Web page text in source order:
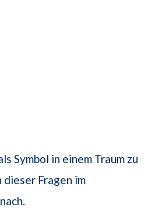
Symbol in einem Traum zu
Fragen im